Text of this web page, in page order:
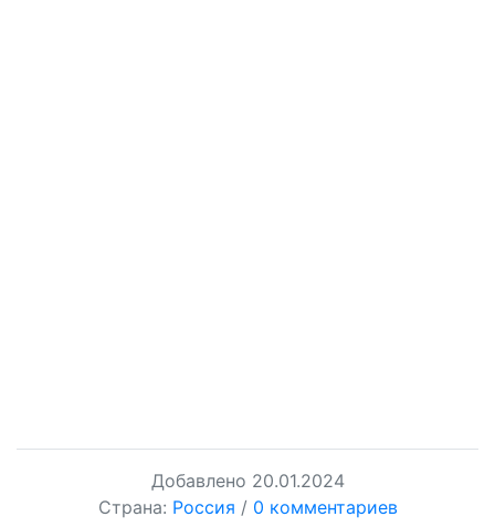
Добавлено 20.01.2024
Страна: Россия / 0 комментариев